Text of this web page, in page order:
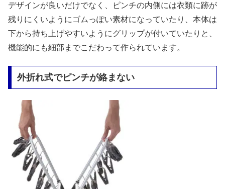
デザインが良いだけでなく、ピンチの内側には衣類に跡が
残りにくいようにゴムっぽい素材になっていたり、本体は
下から持ち上げやすいようにグリップが付いていたりと、
機能的にも細部までこだわって作られています。
外折れ式でピンチが絡まない